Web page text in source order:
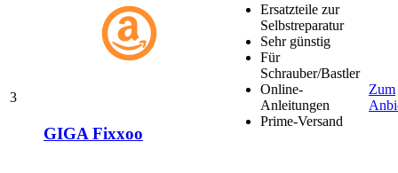
3
GIGA Fixxoo
Ersatzteile zur
Selbstreparatur
Sehr günstig
Für
Schrauber/Bastler
Online-
Anleitungen
Prime-Versand
Zum